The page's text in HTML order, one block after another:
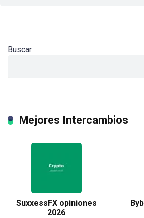
Buscar
Mejores Intercambios
SuxxessFX opiniones
2026